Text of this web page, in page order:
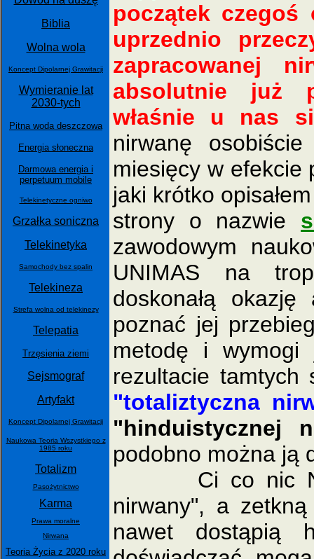
Biblia
Wolna wola
Koncept Dipolarnej Grawitacji
Wymieranie lat
2030-tych
Pitna woda deszczowa
Energia słoneczna
Darmowa energia i
perpetuum mobile
Telekinetyczne ogniwo
Grzałka soniczna
Telekinetyka
Samochody bez spalin
Telekineza
Strefa wolna od telekinezy
Telepatia
Trzęsienia ziemi
Sejsmograf
Artyfakt
Koncept Dipolarnej Grawitacji
Naukowa Teoria Wszystkiego z
1985 roku
Totalizm
Pasożytnictwo
Karma
Prawa moralne
Nirwana
Teoria Życia z 2020 roku
początek czegoś
uprzednio
zapracowanej
absolutnie już
właśnie u nas
nirwanę
miesięcy w efekcie
jaki krótko
strony o nazwie
zawodowym
UNIMAS na
doskonałą
poznać jej
metodę i wymogi
rezultacie tamtych
"totaliztyczna
"hinduistycznej
podobno można ją
Ci co nic NIE
nirwany", a
nawet dostąpią